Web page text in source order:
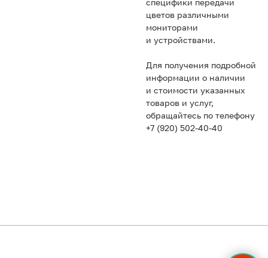
специфики передачи
цветов различными
мониторами
и устройствами.
Для получения подробной
информации о наличии
и стоимости указанных
товаров и услуг,
обращайтесь по телефону
+7 (920) 502-40-40